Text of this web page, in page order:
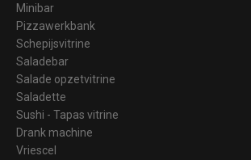
Minibar
Pizzawerkbank
Schepijsvitrine
Saladebar
Salade opzetvitrine
Saladette
Sushi - Tapas vitrine
Drank machine
Vriescel